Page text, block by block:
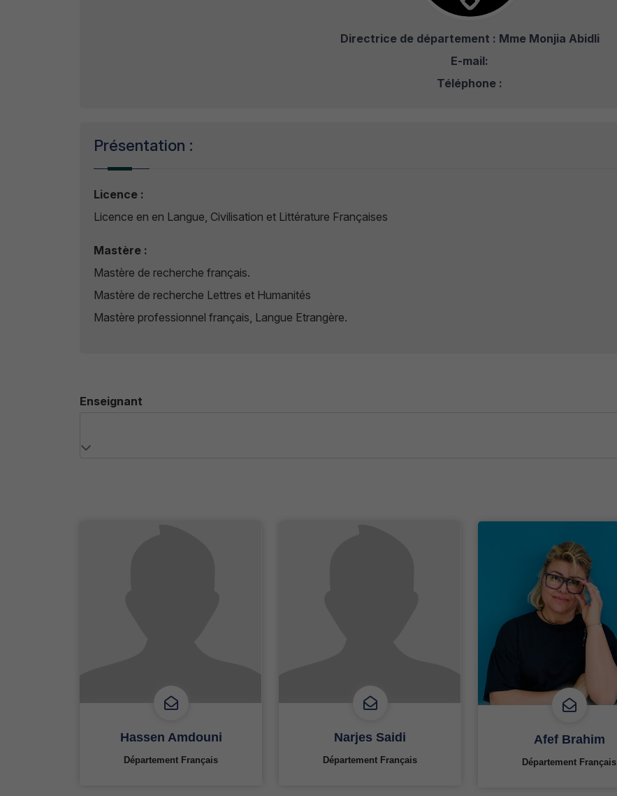
Directrice de département : Mme Monjia Abidli
E-mail:
Téléphone :
Présentation :
Licence :
Licence en en Langue, Civilisation et Littérature Françaises
Mastère :
Mastère de recherche français.
Mastère de recherche Lettres et Humanités
Mastère professionnel français, Langue Etrangère.
Enseignant
Hassen Amdouni
Département Français
Narjes Saidi
Département Français
Afef Brahim
Département Français